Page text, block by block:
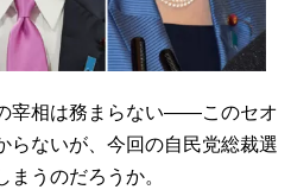
宰相は務まらない――このセオ
らないが、今回の自民党総裁選
うのだろうか。